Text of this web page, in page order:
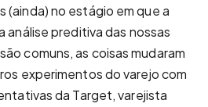
(ainda) no estágio em que a
análise preditiva das nossas
comuns, as coisas mudaram
experimentos do varejo com
da Target, varejista